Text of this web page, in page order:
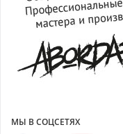
МЫ В СОЦСЕТЯХ